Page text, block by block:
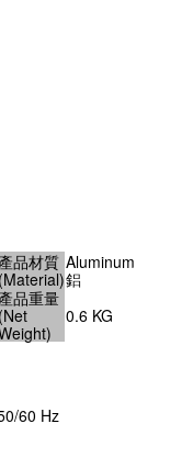
產品材質
(Material)
Aluminum
鋁
產品重量
(Net
0.6 KG
60 Hz